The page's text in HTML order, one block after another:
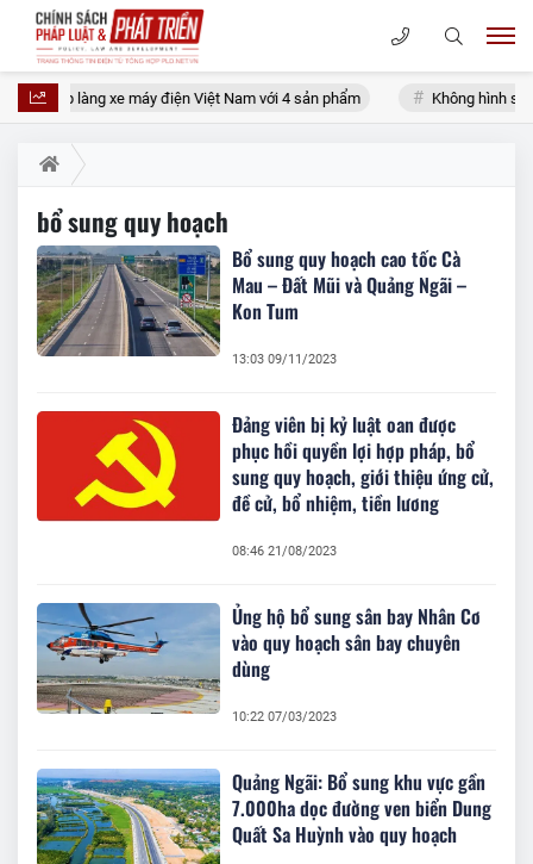
nhập làng xe máy điện Việt Nam với 4 sản phẩm Không hình sự
bổ sung quy hoạch
Bổ sung quy hoạch cao tốc Cà
Mau – Đất Mũi và Quảng Ngãi –
Kon Tum
13:03 09/11/2023
Đảng viên bị kỷ luật oan được
phục hồi quyền lợi hợp pháp, bổ
sung quy hoạch, giới thiệu ứng cử,
đề cử, bổ nhiệm, tiền lương
08:46 21/08/2023
Ủng hộ bổ sung sân bay Nhân Cơ
vào quy hoạch sân bay chuyên
dùng
10:22 07/03/2023
Quảng Ngãi: Bổ sung khu vực gần
7.000ha dọc đường ven biển Dung
Quất Sa Huỳnh vào quy hoạch